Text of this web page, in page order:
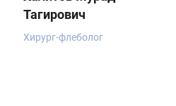
Тагирович
Хирург-флеболог